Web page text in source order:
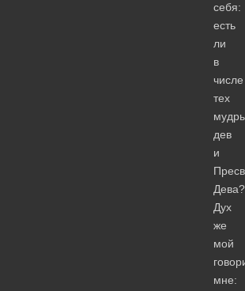
себя:
есть
ли
в
числе
тех
дев
и
Дева?
Дух
же
мой
мне: